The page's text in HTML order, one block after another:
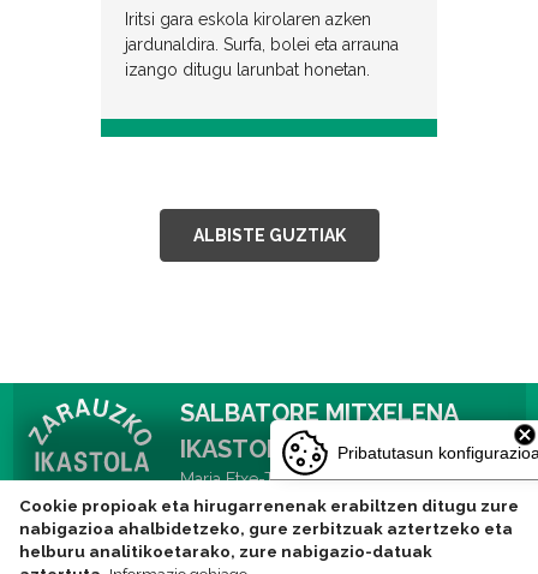
Iritsi gara eskola kirolaren azken
jardunaldira. Surfa, bolei eta arrauna
izango ditugu larunbat honetan.
ALBISTE GUZTIAK
SALBATORE MITXELENA
IKASTOLA
Maria Etxe-Txiki kalea 14, 20800 Zarautz
Tlf: 943831752 -
ikastola@zarauzkoikastola.eus
Pribatutasun
Cookie propioak eta hirugarrenenak erabiltzen ditugu zure
nabigazioa ahalbidetzeko, gure zerbitzuak aztertzeko eta
helburu analitikoetarako, zure nabigazio-datuak